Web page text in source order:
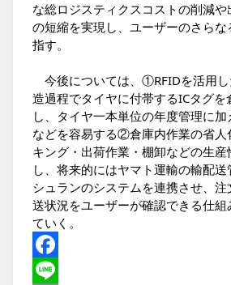
な総ロジスティクスコストの削減
の短縮を実現し、ユーザーのさらな
指す。
今後については、①RFIDを活用し
造過程でタイヤに付帯するICタグを
し、タイヤ一本単位の年度管理に
などを容易する②倉庫内作業の省人
キング・出荷作業・棚卸などの生
し、将来的にはヤマト運輸の輸配送
シュランのシステムを連携させ、
送状況をユーザーが確認できる仕組
ていく。
Facebook